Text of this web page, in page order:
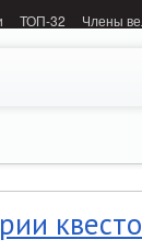
ТОП-32 Члены